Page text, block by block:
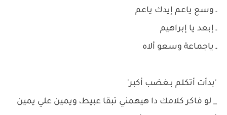
ـ وسع ياعم إيدك ياعم
ـ إبعد يا إبراهيم
ـ ياجماعة وسعو ألاه
'بدأت أتكلم بـغضب أكبر'
_ لو فاكر كلامك دا هيهمني تبقا عبيط، ويمين علي يمين